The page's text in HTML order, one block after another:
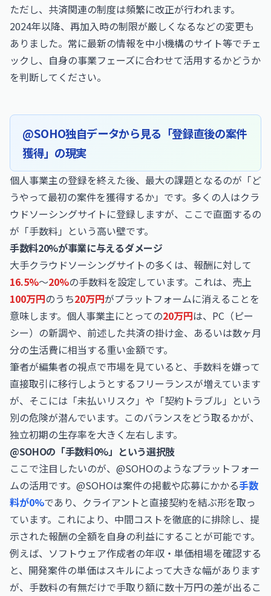
ただし、共済関連の制度は頻繁に改正が行われます。
2024年以降、再加入時の制限が厳しくなるなどの変更も
ありました。常に最新の情報を中小機構のサイト等でチェ
ックし、自身の事業フェーズに合わせて活用するかどうか
を判断してください。
@SOHO独自データから見る「登録直後の案件
獲得」の現実
個人事業主の登録を終えた後、最大の課題となるのが「ど
うやって最初の案件を獲得するか」です。多くの人はクラ
ウドソーシングサイトに登録しますが、ここで直面するの
が「手数料」という高い壁です。
手数料20%が事業に与えるダメージ
大手クラウドソーシングサイトの多くは、報酬に対して
16.5%〜20%の手数料を設定しています。これは、売上
100万円のうち20万円がプラットフォームに消えることを
意味します。個人事業主にとっての20万円は、PC（ピー
シー）の新調や、前述した共済の掛け金、あるいは数ヶ月
分の生活費に相当する重い金額です。
筆者が編集者の視点で市場を見ていると、手数料を嫌って
直接取引に移行しようとするフリーランスが増えています
が、そこには「未払いリスク」や「契約トラブル」という
別の危険が潜んでいます。このバランスをどう取るかが、
独立初期の生存率を大きく左右します。
@SOHOの「手数料0%」という選択肢
ここで注目したいのが、@SOHOのようなプラットフォー
ムの活用です。@SOHOは案件の掲載や応募にかかる手数
料が0%であり、クライアントと直接契約を結ぶ形を取っ
ています。これにより、中間コストを徹底的に排除し、提
示された報酬の全額を自身の利益にすることが可能です。
例えば、 ソフトウェア作成者の年収・単価相場を確認する
と、開発案件の単価はスキルによって大きな幅があります
が、手数料の有無だけで手取り額に数十万円の差が出るこ